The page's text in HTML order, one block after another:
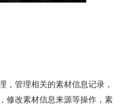
，管理相关的素材信息记录，
修改素材信息来源等操作，素